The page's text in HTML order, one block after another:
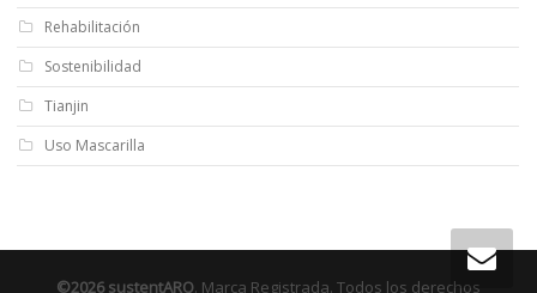
Rehabilitación
Sostenibilidad
Tianjin
Uso Mascarilla
©2026 sustentARQ. Marca Registrada. Todos los derechos